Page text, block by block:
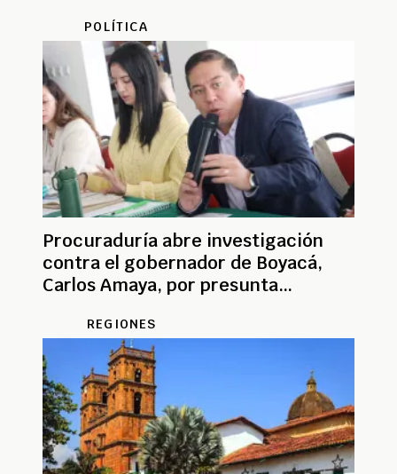
POLÍTICA
Procuraduría abre investigación
contra el gobernador de Boyacá,
Carlos Amaya, por presunta
REGIONES